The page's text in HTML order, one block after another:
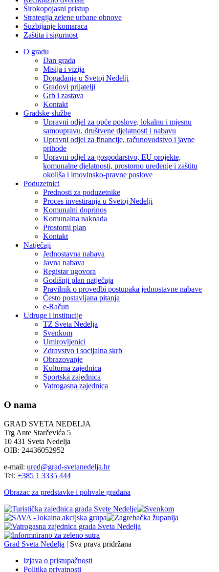
Širokopojasni pristup
Strategija zelene urbane obnove
Suzbijanje komaraca
Zaštita i sigurnost
O gradu
Dan grada
Misija i vizija
Događanja u Svetoj Nedelji
Gradovi prijatelji
Grb i zastava
Kontakt
Gradske službe
Upravni odjel za opće poslove, lokalnu i mjesnu
samoupravu, društvene djelatnosti i nabavu
Upravni odjel za financije, računovodstvo i javne
prihode
Upravni odjel za gospodarstvo, EU projekte,
komunalne djelatnosti, prostorno uređenje i zaštitu
okoliša i imovinsko-pravne poslove
Poduzetnici
Prednosti za poduzetnike
Proces investiranja u Svetoj Nedelji
Komunalni doprinos
Komunalna naknada
Prostorni plan
Kontakt
Natječaji
Jednostavna nabava
Javna nabava
Registar ugovora
Godišnji plan natječaja
Pravilnik o provedbi postupaka jednostavne nabave
Često postavljana pitanja
e-Račun
Udruge i institucije
TZ Sveta Nedelja
Svenkom
Umirovljenici
Zdravstvo i socijalna skrb
Obrazovanje
Kulturna zajednica
Sportska zajednica
Vatrogasna zajednica
O nama
GRAD SVETA NEDELJA
Trg Ante Starčevića 5
10 431 Sveta Nedelja
OIB: 24436052952
e-mail: ured@grad-svetanedelja.hr
Tel: +385 1 3335 444
Obrazac za predstavke i pohvale građana
Grad Sveta Nedelja | Sva prava pridržana
Izjava o pristupačnosti
Politika privatnosti